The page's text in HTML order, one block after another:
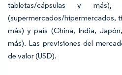
tabletas/cápsulas y
(supermercados/hipermercados,
más) y país (China, India,
más). Las previsiones del
de valor (USD).